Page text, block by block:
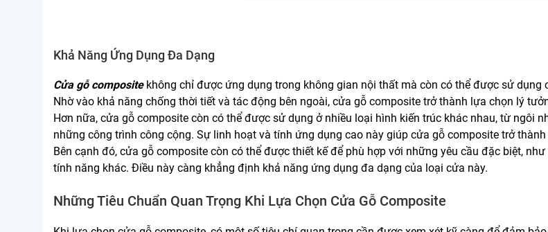
Khả Năng Ứng Dụng Đa Dạng
Cửa gỗ composite không chỉ được ứng dụng trong không gian nội thất mà còn có thể được sử dụng
Nhờ vào khả năng chống thời tiết và tác động bên ngoài, cửa gỗ composite trở thành lựa chọn lý
Hơn nữa, cửa gỗ composite còn có thể được sử dụng ở nhiều loại hình kiến trúc khác nhau, từ ngôi
những công trình công cộng. Sự linh hoạt và tính ứng dụng cao này giúp cửa gỗ composite trở
Bên cạnh đó, cửa gỗ composite còn có thể được thiết kế để phù hợp với những yêu cầu đặc biệt,
tính năng khác. Điều này càng khẳng định khả năng ứng dụng đa dạng của loại cửa này.
Những Tiêu Chuẩn Quan Trọng Khi Lựa Chọn Cửa Gỗ Composite
Khi lựa chọn cửa gỗ composite, có một số tiêu chí quan trọng cần được xem xét kỹ càng để đảm